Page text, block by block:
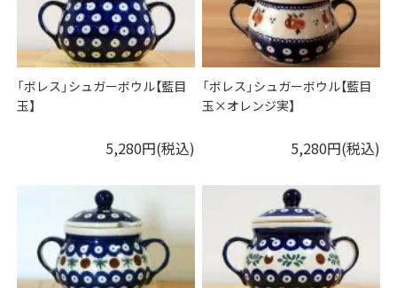
「ボレス」シュガーボウル【藍目
玉】
5,280円(税込)
「ボレス」シュガーボウル【藍目
玉×オレンジ実】
5,280円(税込)